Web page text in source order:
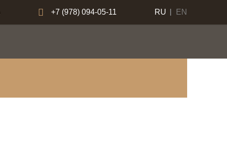
+7 (978) 094-05-11 RU EN